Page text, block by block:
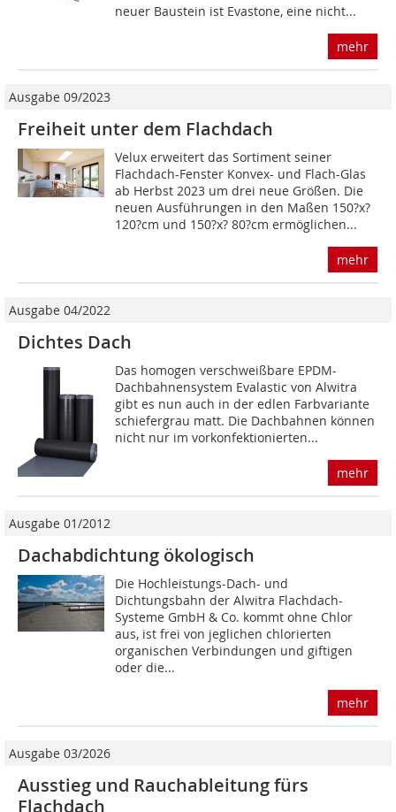
neuer Baustein ist Evastone, eine nicht...
mehr
Ausgabe 09/2023
Freiheit unter dem Flachdach
Velux erweitert das Sortiment seiner
Flachdach-Fenster Konvex- und Flach-Glas
ab Herbst 2023 um drei neue Größen. Die
neuen Ausführungen in den Maßen 150?x?
120?cm und 150?x? 80?cm ermöglichen...
mehr
Ausgabe 04/2022
Dichtes Dach
Das homogen verschweißbare EPDM-
Dachbahnensystem Evalastic von Alwitra
gibt es nun auch in der edlen Farbvariante
schiefergrau matt. Die Dachbahnen können
nicht nur im vorkonfektionierten...
mehr
Ausgabe 01/2012
Dachabdichtung ökologisch
Die Hochleistungs-Dach- und
Dichtungsbahn der Alwitra Flachdach-
Systeme GmbH & Co. kommt ohne Chlor
aus, ist frei von jeg­li­chen chlo­rier­ten
organischen Verbindungen und giftigen
oder die...
mehr
Ausgabe 03/2026
Ausstieg und Rauchableitung fürs
Flachdach